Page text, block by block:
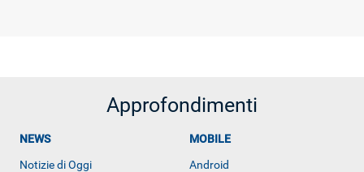
Approfondimenti
NEWS
Notizie di Oggi
MOBILE
Android